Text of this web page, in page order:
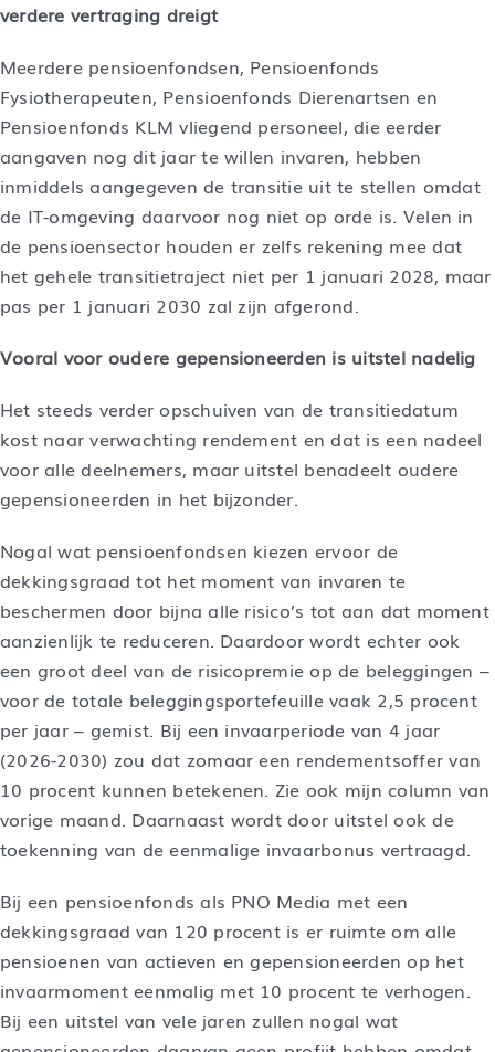
verdere vertraging dreigt
Meerdere pensioenfondsen, Pensioenfonds
Fysiotherapeuten, Pensioenfonds Dierenartsen en
Pensioenfonds KLM vliegend personeel, die eerder
aangaven nog dit jaar te willen invaren, hebben
inmiddels aangegeven de transitie uit te stellen omdat
de IT-omgeving daarvoor nog niet op orde is. Velen in
de pensioensector houden er zelfs rekening mee dat
het gehele transitietraject niet per 1 januari 2028, maar
pas per 1 januari 2030 zal zijn afgerond.
Vooral voor oudere gepensioneerden is uitstel nadelig
Het steeds verder opschuiven van de transitiedatum
kost naar verwachting rendement en dat is een nadeel
voor alle deelnemers, maar uitstel benadeelt oudere
gepensioneerden in het bijzonder.
Nogal wat pensioenfondsen kiezen ervoor de
dekkingsgraad tot het moment van invaren te
beschermen door bijna alle risico’s tot aan dat moment
aanzienlijk te reduceren. Daardoor wordt echter ook
een groot deel van de risicopremie op de beleggingen –
voor de totale beleggingsportefeuille vaak 2,5 procent
per jaar – gemist. Bij een invaarperiode van 4 jaar
(2026-2030) zou dat zomaar een rendementsoffer van
10 procent kunnen betekenen. Zie ook mijn column van
vorige maand. Daarnaast wordt door uitstel ook de
toekenning van de eenmalige invaarbonus vertraagd.
Bij een pensioenfonds als PNO Media met een
dekkingsgraad van 120 procent is er ruimte om alle
pensioenen van actieven en gepensioneerden op het
invaarmoment eenmalig met 10 procent te verhogen.
Bij een uitstel van vele jaren zullen nogal wat